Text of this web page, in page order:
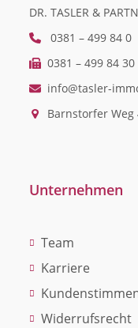
DR. TASLER &
0381 – 499 84 0
0381 – 499 84 30
info@tasler-
Barnstorfer Weg
Unternehmen
Team
Karriere
Widerrufsrecht